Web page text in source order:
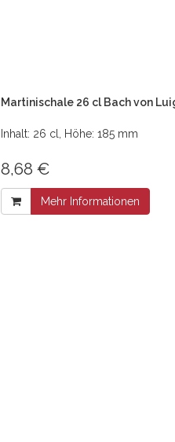
Martinischale 26 cl Bach von
Inhalt: 26 cl, Höhe: 185 mm
8,68 €
Mehr Informationen